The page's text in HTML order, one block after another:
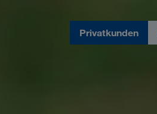
Privatkunden